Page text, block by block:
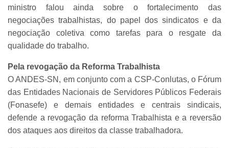
ministro falou ainda sobre o fortalecimento das
negociações trabalhistas, do papel dos sindicatos e da
negociação coletiva como tarefas para o resgate da
qualidade do trabalho.
Pela revogação da Reforma Trabalhista
O ANDES-SN, em conjunto com a CSP-Conlutas, o Fórum
das Entidades Nacionais de Servidores Públicos Federais
(Fonasefe) e demais entidades e centrais sindicais,
defende a revogação da reforma Trabalhista e a reversão
dos ataques aos direitos da classe trabalhadora.